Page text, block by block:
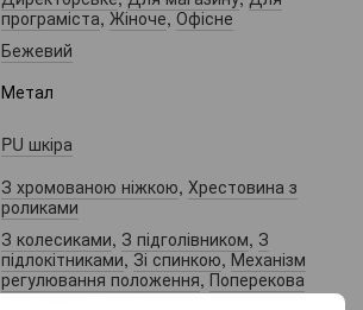
програміста,Жіноче,Офісне
Бежевий
Метал
PU шкіра
З хромованою ніжкою, Хрестовина з
роликами
З колесиками, З підголівником, З
підлокітниками,Зі спинкою,Механізм
регулювання положення,Поперекова
підтримка,Підставка для ніг